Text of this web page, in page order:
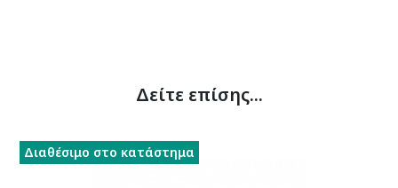
Δείτε επίσης...
Διαθέσιμο στο κατάστημα